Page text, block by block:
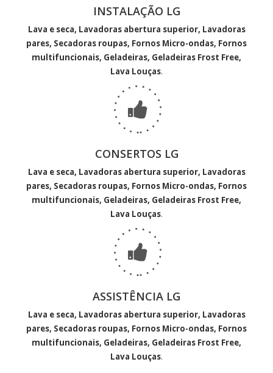
INSTALAÇÃO LG
Lava e seca, Lavadoras abertura superior, Lavadoras
pares, Secadoras roupas, Fornos Micro-ondas, Fornos
multifuncionais, Geladeiras, Geladeiras Frost Free,
Lava Louças.
CONSERTOS LG
Lava e seca, Lavadoras abertura superior, Lavadoras
pares, Secadoras roupas, Fornos Micro-ondas, Fornos
multifuncionais, Geladeiras, Geladeiras Frost Free,
Lava Louças.
ASSISTÊNCIA LG
Lava e seca, Lavadoras abertura superior, Lavadoras
pares, Secadoras roupas, Fornos Micro-ondas, Fornos
multifuncionais, Geladeiras, Geladeiras Frost Free,
Lava Louças.